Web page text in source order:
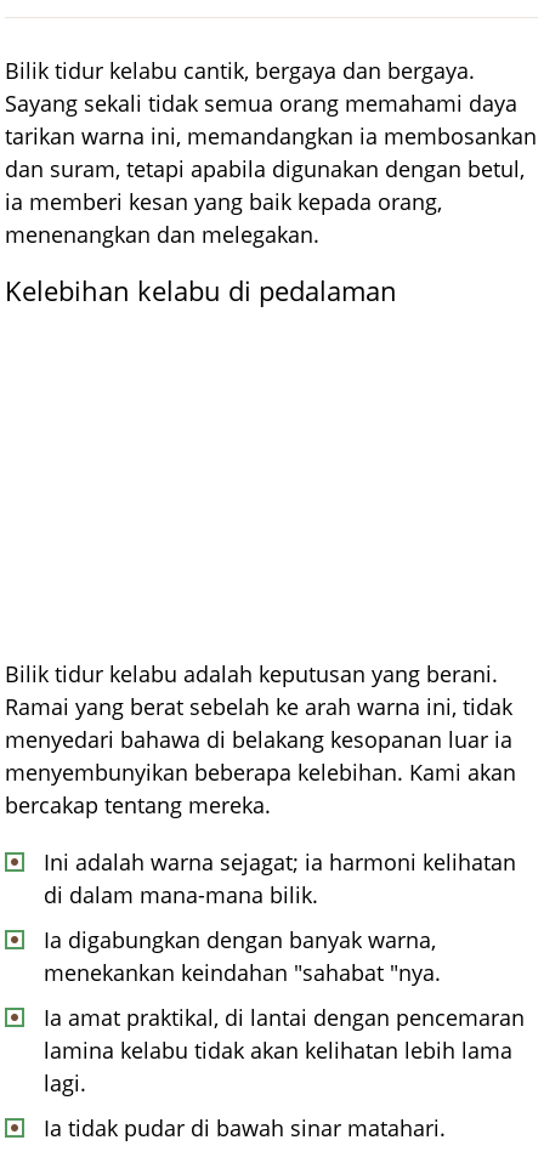
Bilik tidur kelabu cantik, bergaya dan bergaya.
Sayang sekali tidak semua orang memahami daya
tarikan warna ini, memandangkan ia membosankan
dan suram, tetapi apabila digunakan dengan betul,
ia memberi kesan yang baik kepada orang,
menenangkan dan melegakan.
Kelebihan kelabu di pedalaman
Bilik tidur kelabu adalah keputusan yang berani.
Ramai yang berat sebelah ke arah warna ini, tidak
menyedari bahawa di belakang kesopanan luar ia
menyembunyikan beberapa kelebihan. Kami akan
bercakap tentang mereka.
Ini adalah warna sejagat; ia harmoni kelihatan
di dalam mana-mana bilik.
Ia digabungkan dengan banyak warna,
menekankan keindahan "sahabat "nya.
Ia amat praktikal, di lantai dengan pencemaran
lamina kelabu tidak akan kelihatan lebih lama
lagi.
Ia tidak pudar di bawah sinar matahari.